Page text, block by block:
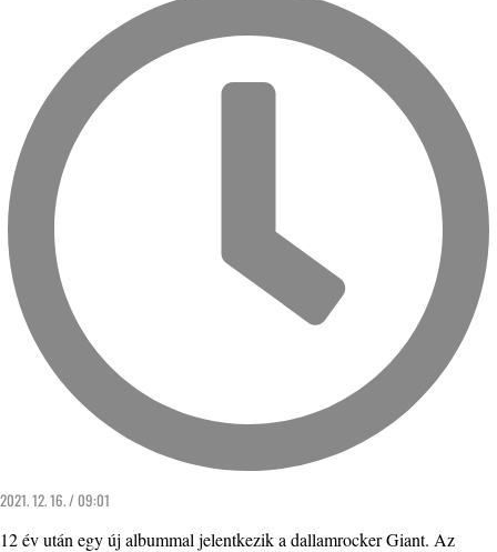
2021. 12. 16. / 09:01
12 év után egy új albummal jelentkezik a dallamrocker Giant. Az